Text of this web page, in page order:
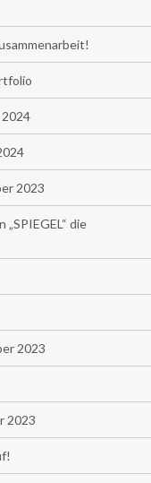
2023
die
2023
2023